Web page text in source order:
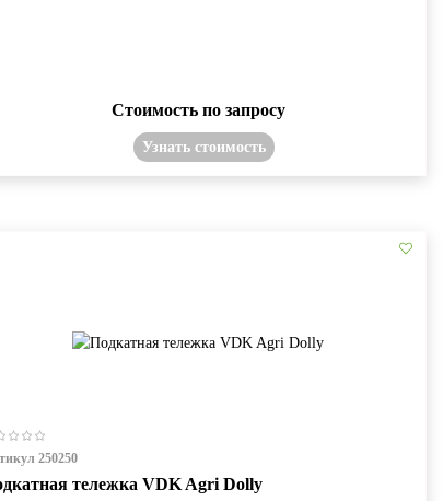
Стоимость по запросу
Узнать стоимость
250250
тележка VDK Agri Dolly